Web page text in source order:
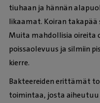
tiuhaan ja hännän
likaamat. Koiran
Muita mahdollisia oireita
poissaolevuus ja silmiin
kierre.
Bakteereiden erittämät
toimintaa, josta